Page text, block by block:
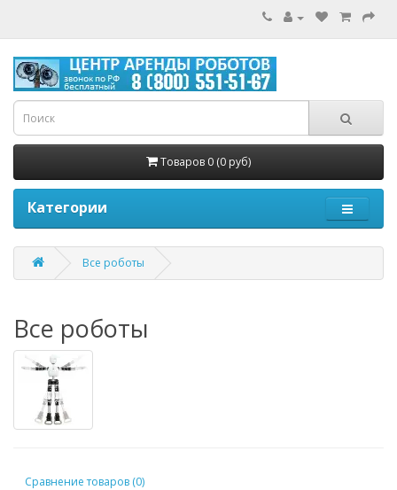
Товаров 0 (0 руб)
Категории
Все роботы
Все роботы
Сравнение товаров (0)